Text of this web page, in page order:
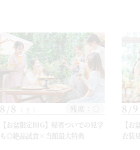
8/8
残席：○
【お盆限定BIG】帰省ついでの見学
も◎絶品試食×当館最大特典
8/9
【
衣装